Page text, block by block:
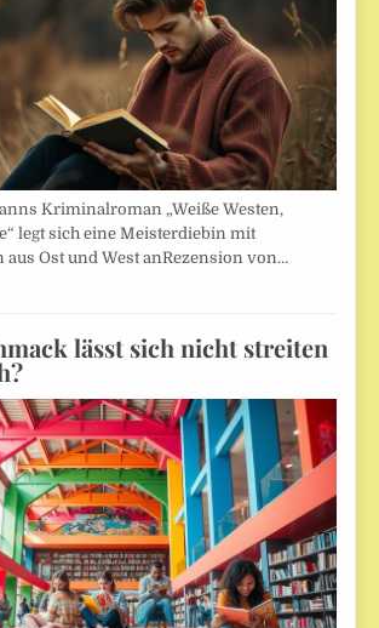
Kriminalroman „Weiße Westen,
legt sich eine Meisterdiebin mit
aus Ost und West anRezension von…
lässt sich nicht streiten